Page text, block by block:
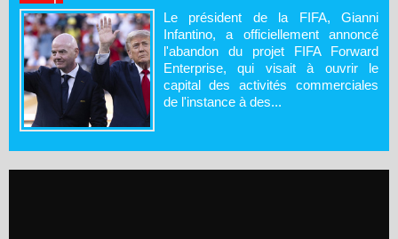
Le président de la FIFA, Gianni
Infantino, a officiellement annoncé
l'abandon du projet FIFA Forward
Enterprise, qui visait à ouvrir le
capital des activités commerciales
de l'instance à des...